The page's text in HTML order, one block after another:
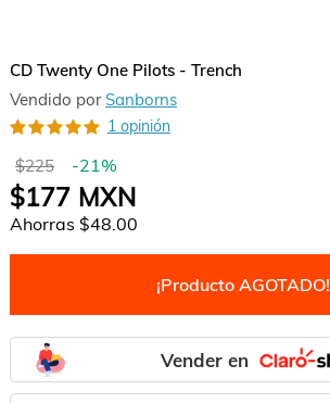
CD Twenty One Pilots - Trench
Vendido por Sanborns
1 opinión
$225 -21%
$177MXN
Ahorras $48.00
¡Producto AGOTADO!
Vender en